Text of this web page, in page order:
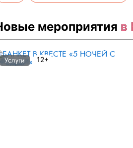
мероприятия в
Услуги 12+